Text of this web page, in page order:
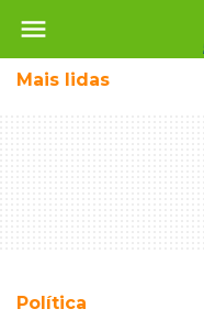
menu
Mais lidas
Política